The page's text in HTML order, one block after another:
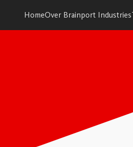
HomeOver Brainport Industries